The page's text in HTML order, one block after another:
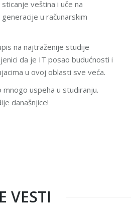
veština i uče na
u računarskim
na najtraženije studije
da je IT posao budućnosti i
u ovoj oblasti sve veća.
uspeha u studiranju.
današnjice!
VESTI